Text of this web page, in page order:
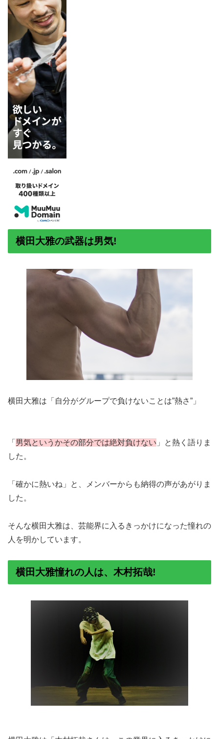
横田大雅の武器は男気!
横田大雅は「自分がグループで負けないことは”熱さ”」
「 男気というかその部分では絶対負けない 」と熱く語りま
した。
「確かに熱いね」と、メンバーからも納得の声があがりま
した。
そんな横田大雅は、芸能界に入るきっかけになった憧れの
人を明かしています。
横田大雅憧れの人は、木村拓哉!